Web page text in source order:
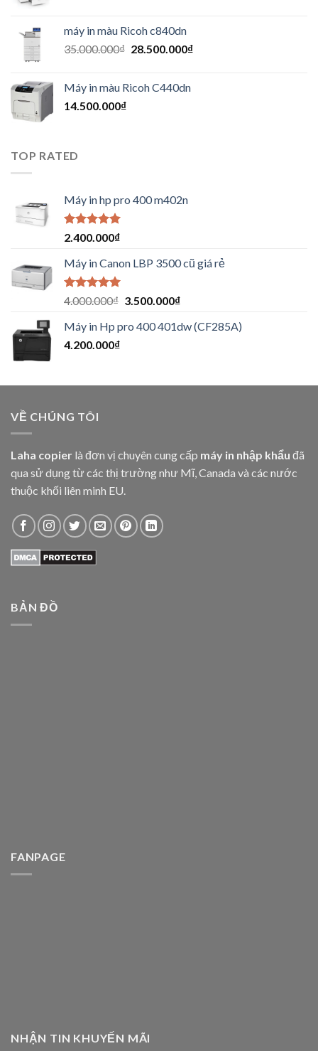
máy in màu Ricoh c840dn
35.000.000₫ 28.500.000₫
Máy in màu Ricoh C440dn
14.500.000₫
TOP RATED
Máy in hp pro 400 m402n
Được xếp
sao
2.400.000₫
Máy in Canon LBP 3500 cũ giá rẻ
Được xếp
sao
4.000.000₫ 3.500.000₫
Máy in Hp pro 400 401dw (CF285A)
4.200.000₫
VỀ CHÚNG TÔI
Laha copier là đơn vị chuyên cung cấp máy in nhập khẩu đã
qua sử dụng từ các thị trường như Mĩ, Canada và các nước
thuộc khối liên minh EU.
BẢN ĐỒ
FANPAGE
NHẬN TIN KHUYẾN MÃI